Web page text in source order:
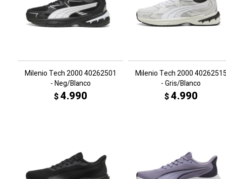
Milenio Tech 2000 40262501
- Neg/Blanco
$4.990
Milenio Tech 2000
- Gris/Blanco
$4.990